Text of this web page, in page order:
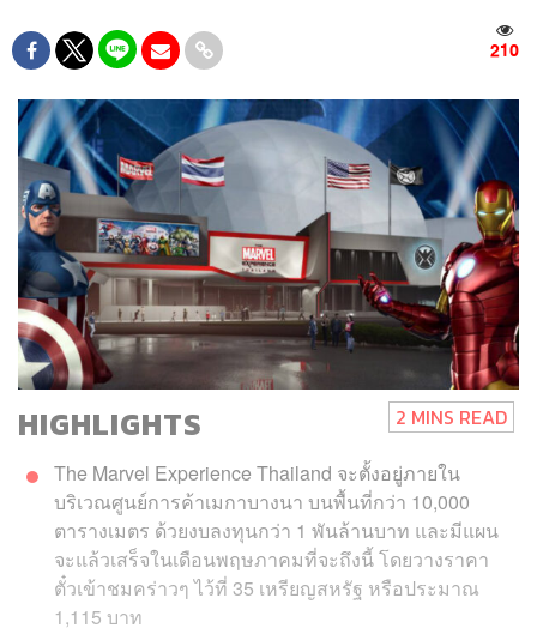
210
HIGHLIGHTS 2 MINS READ
The Marvel Experience Thailand จะตั้งอยู่ภายใน
บริเวณศูนย์การค้าเมกาบางนา บนพื้นที่กว่า 10,000
ตารางเมตร ด้วยงบลงทุนกว่า 1 พันล้านบาท และมีแผน
จะแล้วเสร็จในเดือนพฤษภาคมที่จะถึงนี้ โดยวางราคา
ตั๋วเข้าชมคร่าวๆ ไว้ที่ 35 เหรียญสหรัฐ หรือประมาณ
1,115 บาท